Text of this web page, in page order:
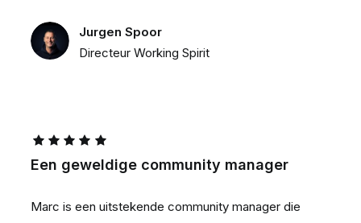
Jurgen Spoor
Directeur Working Spirit
Een geweldige community manager
Marc is een uitstekende community manager die